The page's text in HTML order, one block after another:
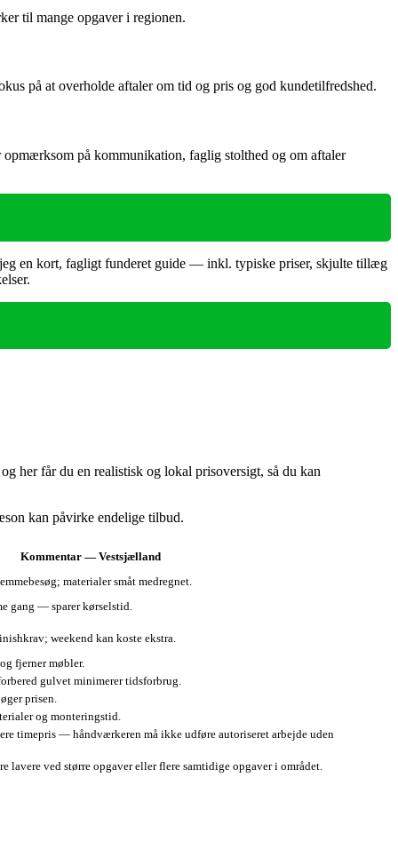
til mange opgaver i regionen.
på at overholde aftaler om tid og pris og god kundetilfredshed.
på kommunikation, faglig stolthed og om aftaler
en kort, fagligt funderet guide — inkl. typiske priser, skjulte tillæg
her får du en realistisk og lokal prisoversigt, så du kan
kan påvirke endelige tilbud.
Kommentar — Vestsjælland
materialer småt medregnet.
gang — sparer kørselstid.
weekend kan koste ekstra.
fjerner møbler.
gulvet minimerer tidsforbrug.
prisen.
og monteringstid.
timepris — håndværkeren må ikke udføre autoriseret arbejde uden
lavere ved større opgaver eller flere samtidige opgaver i området.